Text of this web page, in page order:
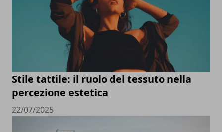
Stile tattile: il ruolo del tessuto nella
percezione estetica
22/07/2025